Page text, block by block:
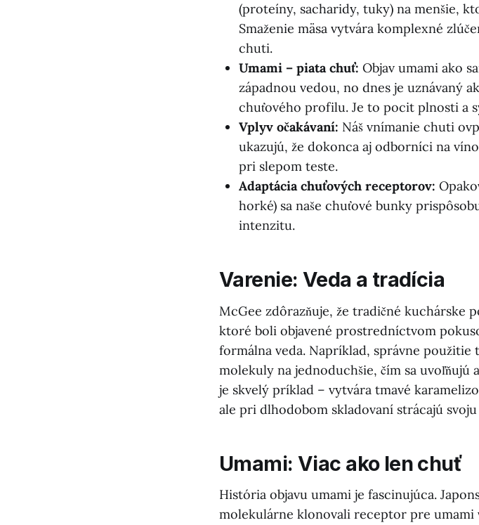
(proteíny, sacharidy, tuky) na menšie,
Smaženie mäsa vytvára komplexné
chuti.
Umami – piata chuť: Objav umami ako
západnou vedou, no dnes je uznávaný
chuťového profilu. Je to pocit plnosti a
Vplyv očakávaní: Náš vnímanie chuti
ukazujú, že dokonca aj odborníci na
pri slepom teste.
Adaptácia chuťových receptorov:
horké) sa naše chuťové bunky
intenzitu.
Varenie: Veda a tradícia
McGee zdôrazňuje, že tradičné kuchárske
ktoré boli objavené prostredníctvom
formálna veda. Napríklad, správne
molekuly na jednoduchšie, čím sa uvoľňujú
je skvelý príklad – vytvára tmavé
ale pri dlhodobom skladovaní strácajú
Umami: Viac ako len chuť
História objavu umami je fascinujúca.
molekulárne klonovali receptor pre umami